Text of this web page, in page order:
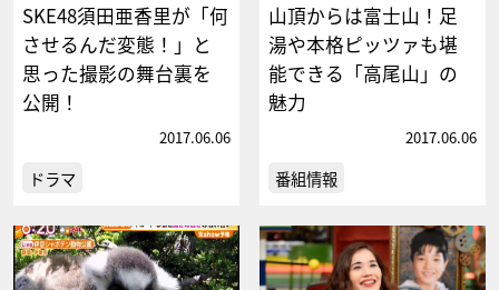
SKE48須田亜香里が「何
させるんだ変態！」と
思った撮影の舞台裏を
公開！
2017.06.06
ドラマ
山頂からは富士山！足
湯や本格ピッツァも堪
能できる「高尾山」の
魅力
2017.06.06
番組情報